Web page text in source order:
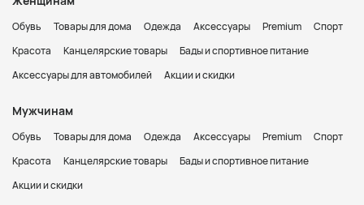
Обувь Товары для дома Одежда Аксессуары Premium
Спорт
Красота
Канцелярские товары
Бады и спортивное питание
Аксессуары для автомобилей
Акции и скидки
Мужчинам
Обувь Товары для дома Одежда Аксессуары Premium
Спорт
Красота
Канцелярские товары
Бады и спортивное питание
Акции и скидки